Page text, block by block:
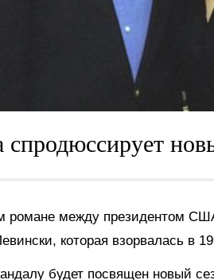
романе между президентом
которая взорвалась в
будет посвящен новый